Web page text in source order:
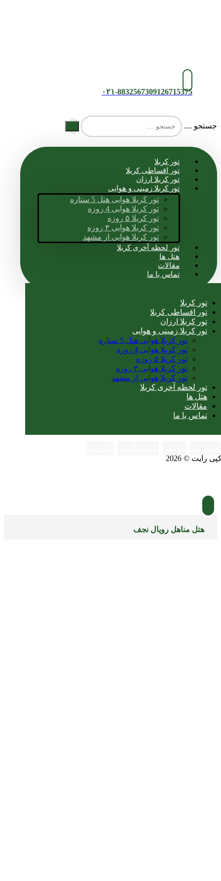
۰۲۱-8832567309126715375
جستجو ....
تور کربلا
تور اقساطی کربلا
تور کربلا ارزان
تور کربلا زمینی و هوایی
تور کربلا هوایی هتل 5 ستاره
تور کربلا هوایی 4 روزه
تور کربلا ۵ روزه
تور کربلا هوایی ۳ روزه
تور کربلا هوایی از مشهد
تور لحظه آخری کربلا
هتل ها
مقالات
تماس با ما
تور کربلا
تور اقساطی کربلا
تور کربلا ارزان
تور کربلا زمینی و هوایی
تور کربلا هوایی هتل 5 ستاره
تور کربلا هوایی 4 روزه
تور کربلا ۵ روزه
تور کربلا هوایی ۳ روزه
تور کربلا هوایی از مشهد
تور لحظه آخری کربلا
هتل ها
مقالات
تماس با ما
رایت © 2026
هتل مناهل رویال نجف